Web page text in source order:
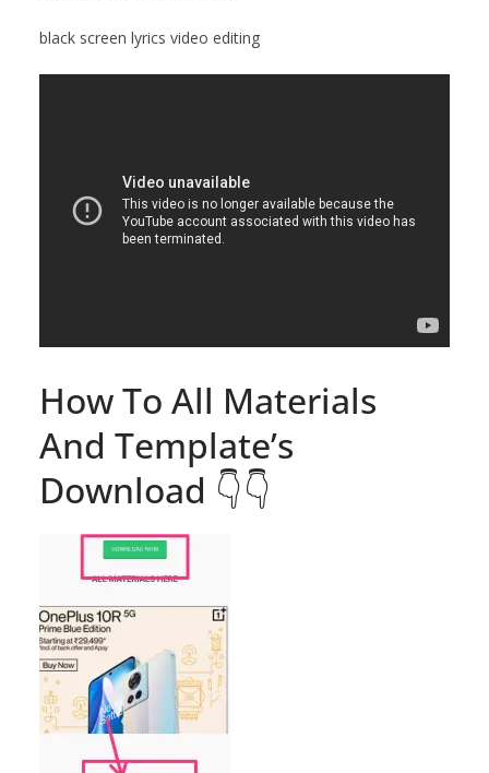
black screen lyrics video editing
How To All Materials
And Template’s
Download 👇👇